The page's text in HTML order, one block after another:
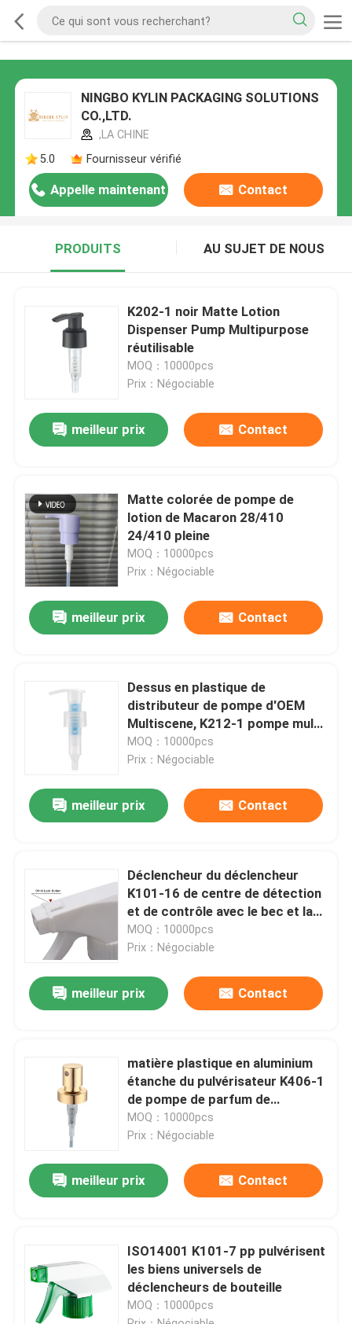
NINGBO KYLIN PACKAGING SOLUTIONS
CO.,LTD.
,LA CHINE
5.0
Fournisseur vérifié
Appelle maintenant Contact
PRODUITS AU SUJET DE NOUS
K202-1 noir Matte Lotion
Dispenser Pump Multipurpose
réutilisable
MOQ：10000pcs
Prix：Négociable
meilleur prix Contact
Matte colorée de pompe de
lotion de Macaron 28/410
24/410 pleine
MOQ：10000pcs
Prix：Négociable
meilleur prix Contact
Dessus en plastique de
distributeur de pompe d'OEM
Multiscene, K212-1 pompe multi
de lotion de la fonction 24mm
MOQ：10000pcs
Prix：Négociable
meilleur prix Contact
Déclencheur du déclencheur
K101-16 de centre de détection
et de contrôle avec le bec et la
fermeture résistants d'enfant
MOQ：10000pcs
Prix：Négociable
meilleur prix Contact
matière plastique en aluminium
étanche du pulvérisateur K406-1
de pompe de parfum de
12/20mm
MOQ：10000pcs
Prix：Négociable
meilleur prix Contact
ISO14001 K101-7 pp pulvérisent
les biens universels de
déclencheurs de bouteille
MOQ：10000pcs